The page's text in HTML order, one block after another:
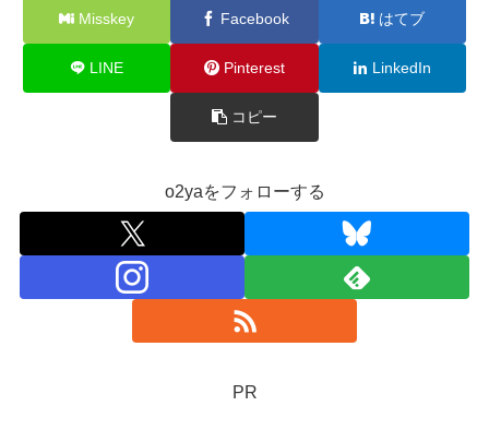
Misskey Facebook はてブ
LINE Pinterest LinkedIn
コピー
o2yaをフォローする
PR